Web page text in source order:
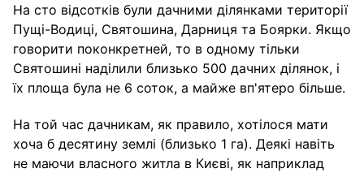
На сто відсотків були дачними ділянками території
Пущі-Водиці, Святошина, Дарниця та Боярки. Якщо
говорити поконкретней, то в одному тільки
Святошині наділили близько 500 дачних ділянок, і
їх площа була не 6 соток, а майже вп'ятеро більше.
На той час дачникам, як правило, хотілося мати
хоча б десятину землі (близько 1 га). Деякі навіть
не маючи власного житла в Києві, як наприклад